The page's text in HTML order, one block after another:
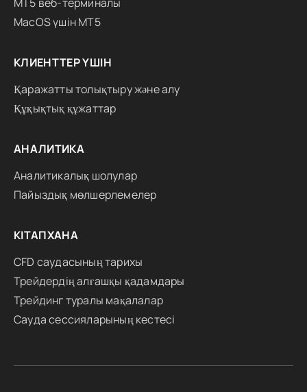
MacOS үшін MT5
КЛИЕНТТЕР ҮШІН
Қаражатты толықтыру және алу
Құқықтық құжаттар
АНАЛИТИКА
Аналитикалық шолулар
Пайыздық мөлшерлемелер
КІТАПХАНА
CFD саудасының тарихы
Трейдердің алғашқы қадамдары
Трейдинг туралы мақалалар
Сауда сессияларының кестесі